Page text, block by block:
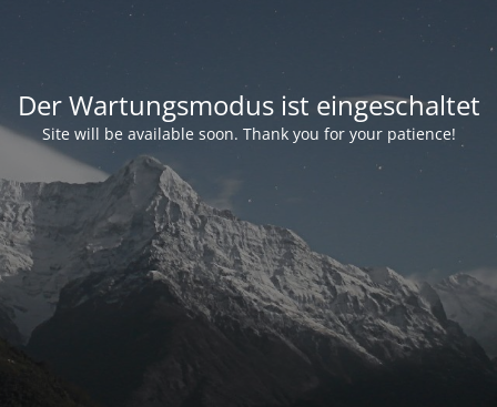
Der Wartungsmodus ist eingeschaltet
Site will be available soon. Thank you for your patience!